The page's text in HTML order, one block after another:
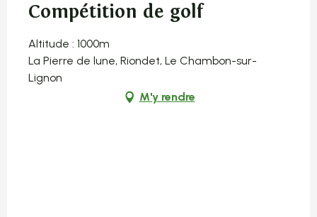
Compétition de golf
Altitude : 1000m
La Pierre de lune, Riondet, Le Chambon-sur-
Lignon
M'y rendre